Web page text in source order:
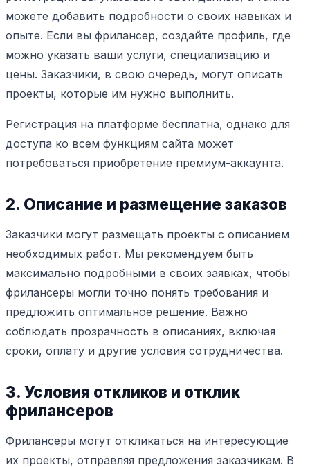
можете добавить подробности о своих навыках и
опыте. Если вы фрилансер, создайте профиль, где
можно указать ваши услуги, специализацию и
цены. Заказчики, в свою очередь, могут описать
проекты, которые им нужно выполнить.
Регистрация на платформе бесплатна, однако для
доступа ко всем функциям сайта может
потребоваться приобретение премиум-аккаунта.
2. Описание и размещение заказов
Заказчики могут размещать проекты с описанием
необходимых работ. Мы рекомендуем быть
максимально подробными в своих заявках, чтобы
фрилансеры могли точно понять требования и
предложить оптимальное решение. Важно
соблюдать прозрачность в описаниях, включая
сроки, оплату и другие условия сотрудничества.
3. Условия откликов и отклик
фрилансеров
Фрилансеры могут откликаться на интересующие
их проекты, отправляя предложения заказчикам. В